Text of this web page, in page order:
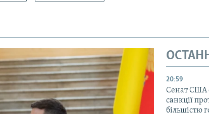
20:59
Cенат США
санкції
більшістю